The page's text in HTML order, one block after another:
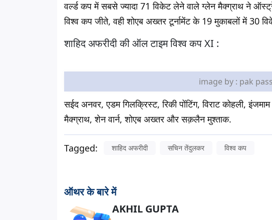
वर्ल्ड कप में सबसे ज्यादा 71 विकेट लेने वाले ग्लेन मैक्ग्राथ ने
विश्व कप जीते, वही शोएब अख्तर टूर्नामेंट के 19 मुकाबलों में 30
शाहिद अफरीदी की ऑल टाइम विश्व कप XI :
image by : pak
सईद अनवर, एडम गिलक्रिस्ट, रिकी पोंटिंग, विराट कोहली,
मैक्ग्राथ, शेन वार्न, शोएब अख्तर और सक़लैन मुश्ताक.
Tagged: शाहिद अफरीदी सचिन तेंदुलकर विश्व कप
ऑथर के बारे में
AKHIL GUPTA